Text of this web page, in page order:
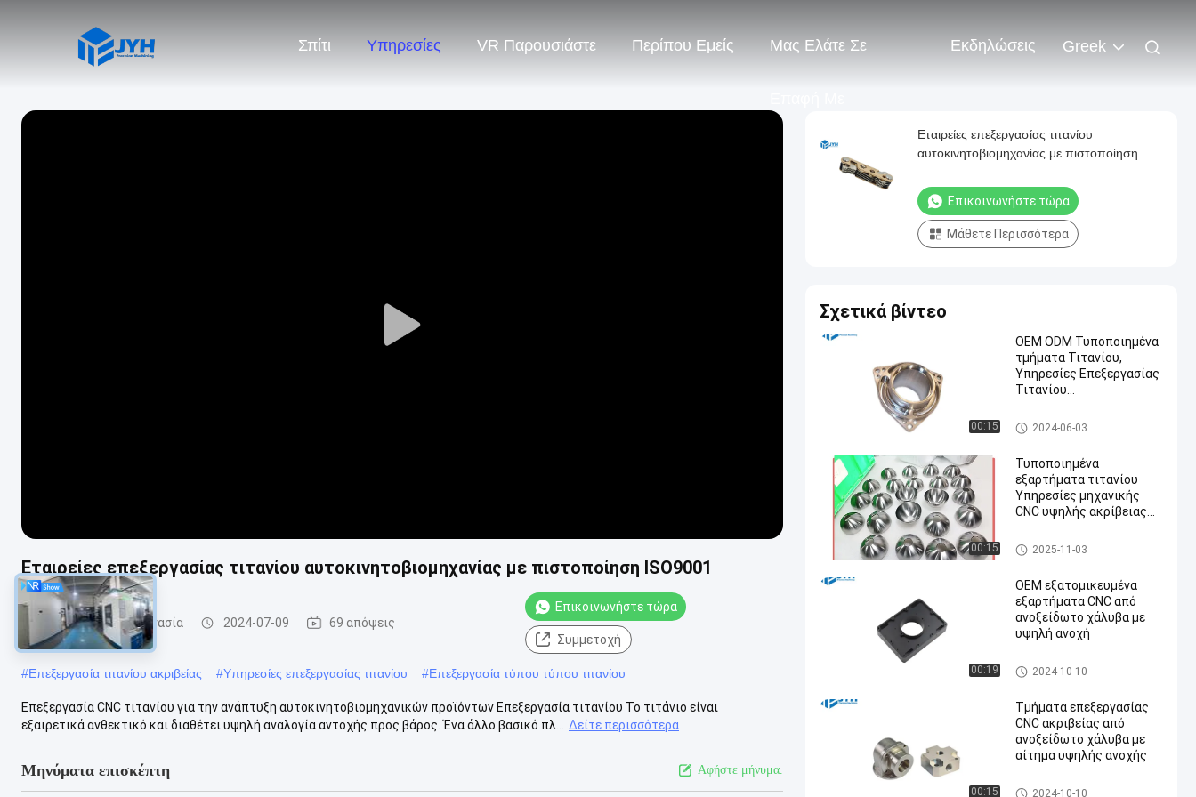
Σπίτι Υπηρεσίες VR Παρουσιάστε Περίπου Εμείς Μας Ελάτε Σε Εκδηλώσεις Greek
Play
Εταιρείες επεξεργασίας τιτανίου αυτοκινητοβιομηχανίας με πιστοποίηση ISO9001
cnc τιτανίου κατεργασία 2024-07-09 69 απόψεις
Επικοινωνήστε τώρα
Συμμετοχή
#Επεξεργασία τιτανίου ακριβείας #Υπηρεσίες επεξεργασίας τιτανίου #Επεξεργασία τύπου τύπου τιτανίου
Επεξεργασία CNC τιτανίου για την ανάπτυξη αυτοκινητοβιομηχανικών προϊόντων Επεξεργασία τιτανίου Το τιτάνιο είναι
εξαιρετικά ανθεκτικό και διαθέτει υψηλή αναλογία αντοχής προς βάρος. Ένα άλλο βασικό πλ...
Δείτε περισσότερα
Μηνύματα επισκέπτη Αφήστε μήνυμα.
Εταιρείες επεξεργασίας τιτανίου
αυτοκινητοβιομηχανίας με πιστοποίηση
Επικοινωνήστε τώρα
Μάθετε Περισσότερα
Σχετικά βίντεο
00:15
OEM ODM Τυποποιημένα
τμήματα Τιτανίου,
Υπηρεσίες Επεξεργασίας
Τιτανίου
cnc τιτανίου κατεργασία
2024-06-03
00:15
Τυποποιημένα
εξαρτήματα τιτανίου
Υπηρεσίες μηχανικής
CNC υψηλής ακρίβειας
αυτοκινητοβιομηχανία
cnc τιτανίου κατεργασία
2025-11-03
00:19
OEM εξατομικευμένα
εξαρτήματα CNC από
ανοξείδωτο χάλυβα με
υψηλή ανοχή
Ανοξείδωτο CNC που επεξερ
γάζεται τις υπηρεσίες στη μ
2024-10-10
00:15
Τμήματα επεξεργασίας
CNC ακριβείας από
ανοξείδωτο χάλυβα με
αίτημα υψηλής ανοχής
Ανοξείδωτο CNC που επεξερ
2024-10-10